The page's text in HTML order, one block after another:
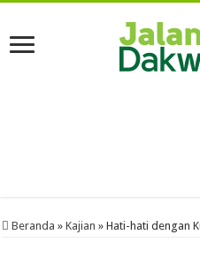
Beranda » Kajian » Hati-hati dengan